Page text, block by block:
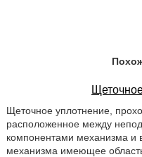
Щеточное уплотнение,
расположенное между
компонентами механизма и
механизма имеющее